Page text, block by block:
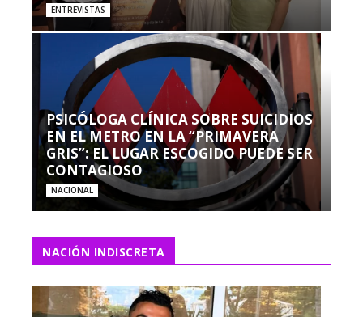
ENTREVISTAS
PSICÓLOGA CLÍNICA SOBRE SUICIDIOS
EN EL METRO EN LA “PRIMAVERA
GRIS”: EL LUGAR ESCOGIDO PUEDE SER
CONTAGIOSO
NACIONAL
NACIÓN INDISCRETA